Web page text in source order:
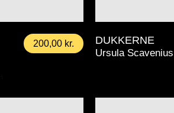
200,00 kr. DUKKERNE
Ursula Scavenius